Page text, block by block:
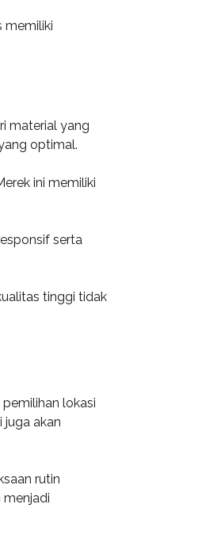
memiliki
material yang
optimal.
ini memiliki
serta
tinggi tidak
lokasi
akan
rutin
menjadi